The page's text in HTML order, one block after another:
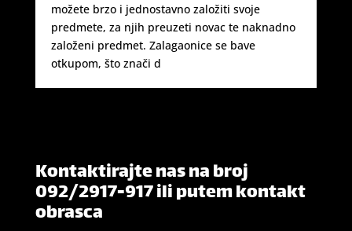
možete brzo i jednostavno založiti svoje
predmete, za njih preuzeti novac te naknadno
založeni predmet. Zalagaonice se bave
otkupom, što znači d
Kontaktirajte nas na broj
092/2917-917 ili putem kontakt
obrasca